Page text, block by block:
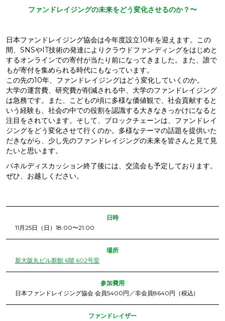
ファンドレイジングの未来をどう変化させるのか？〜
日本ファンドレイジング協会は今年度設立10年を迎えます。この
間、SNSやIT技術の発達によりクラウドファンディングをはじめと
するオンラインでの寄付が当たり前になってきました。また、誰で
もが寄付を集められる時代にもなっています。
この先の10年、ファンドレイジングはどう変化していくのか。
大学の運営費、研究費が削減される中、大学のファンドレイジング
は急務です。また、こどもの頃に多様な価値観で、社会貢献すると
いう経験も、社会の中での役割を認識する大きなきっかけになると
注目をされています。そして、ブロックチェーンは、ファンドレイ
ジングをどう変化させて行くのか。多様なテーマの話題を提供いた
だきながら、少し先のファンドレイジングの未来を皆さんと見て見
たいと思います。
パネルディスカッション終了後には、交流会も予定しております。
ぜひ、お越しください。
日時
11月25日（日）18:00〜21:00
場所
新大阪丸ビル新館 6階 602号室
参加費用
日本ファンドレイジング協会 会員5400円／非会員8640円（税込)
ファンドレイザー